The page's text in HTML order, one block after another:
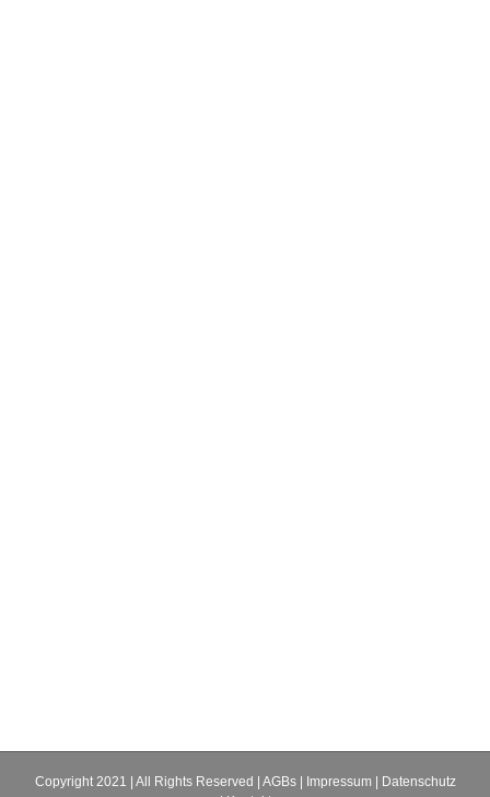
Copyright 2021 | All Rights Reserved | AGBs| Impressum|
Datenschutz